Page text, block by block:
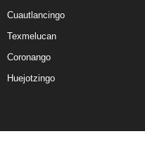
Cuautlancingo
Texmelucan
Coronango
Huejotzingo